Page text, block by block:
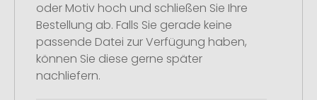
oder Motiv hoch und schließen Sie Ihre
Bestellung ab. Falls Sie gerade keine
passende Datei zur Verfügung haben,
können Sie diese gerne später
nachliefern.